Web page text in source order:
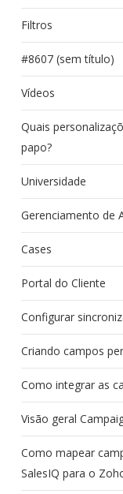
Filtros
#8607 (sem título)
Vídeos
Quais
papo?
Universidade
Gerenciamento de
Cases
Portal do Cliente
Configurar
Criando campos
Como integrar as
Visão geral
Como mapear
SalesIQ para o